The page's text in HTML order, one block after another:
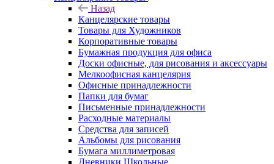
Назад
Канцелярские товары
Товары для Художников
Корпоративные товары
Бумажная продукция для офиса
Доски офисные, для рисования и аксессуары
Мелкоофисная канцелярия
Офисные принадлежности
Папки для бумаг
Письменные принадлежности
Расходные материалы
Средства для записей
Альбомы для рисования
Бумага миллиметровая
Дневники Школьные